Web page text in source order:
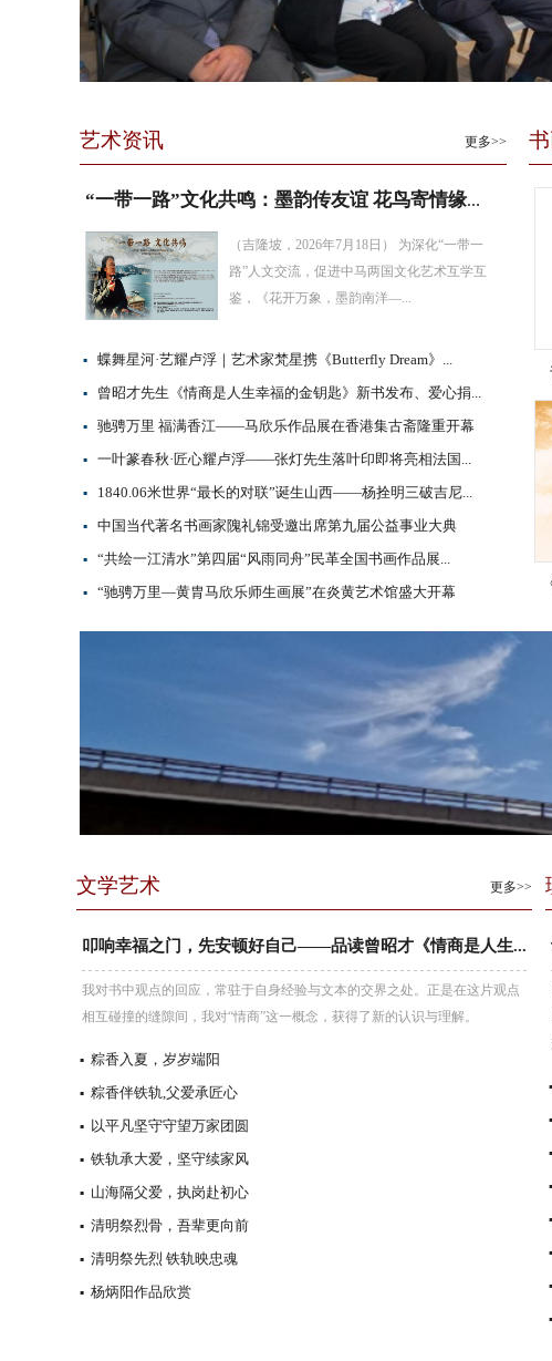
艺术资讯 更多>>
“一带一路”文化共鸣：墨韵传友谊 花鸟寄情缘——在吉...
（吉隆坡，2026年7月18日） 为深化“一带一
路”人文交流，促进中马两国文化艺术互学互
鉴，《花开万象，墨韵南洋—...
▪ 蝶舞星河·艺耀卢浮｜艺术家梵星携《Butterfly Dream》...
▪ 曾昭才先生《情商是人生幸福的金钥匙》新书发布、爱心捐...
▪ 驰骋万里 福满香江——马欣乐作品展在香港集古斋隆重开幕
▪ 一叶篆春秋·匠心耀卢浮——张灯先生落叶印即将亮相法国...
▪ 1840.06米世界“最长的对联”诞生山西——杨拴明三破吉尼...
▪ 中国当代著名书画家隗礼锦受邀出席第九届公益事业大典
▪ “共绘一江清水”第四届“风雨同舟”民革全国书画作品展...
▪ “驰骋万里—黄胄马欣乐师生画展”在炎黄艺术馆盛大开幕
文学艺术 更多>>
叩响幸福之门，先安顿好自己——品读曾昭才《情商是人生...
我对书中观点的回应，常驻于自身经验与文本的交界之处。正是在这片观点
相互碰撞的缝隙间，我对“情商”这一概念，获得了新的认识与理解。
▪ 粽香入夏，岁岁端阳
▪ 粽香伴铁轨,父爱承匠心
▪ 以平凡坚守守望万家团圆
▪ 铁轨承大爱，坚守续家风
▪ 山海隔父爱，执岗赴初心
▪ 清明祭烈骨，吾辈更向前
▪ 清明祭先烈 铁轨映忠魂
▪ 杨炳阳作品欣赏
▪
▪
▪
▪
▪
▪
▪
▪